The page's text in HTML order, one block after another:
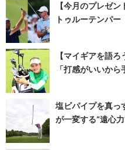
【今月のプレゼ
トゥルーテンパ
【マイギアを語
「打感がいいから
塩ビパイプを真っ
が一変する“遠心